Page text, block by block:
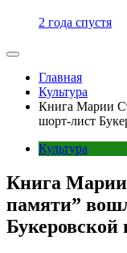
2 года спустя
Главная
Культура
Книга Марии
шорт-лист
Культура
Книга
памяти”
Букеровской